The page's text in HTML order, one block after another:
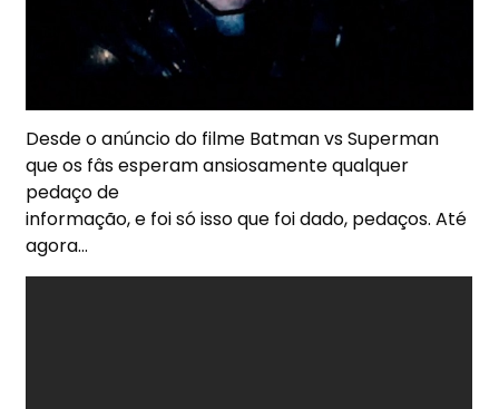
Desde o anúncio do filme Batman vs Superman
que os fâs esperam ansiosamente qualquer
pedaço de
informação, e foi só isso que foi dado, pedaços. Até
agora…